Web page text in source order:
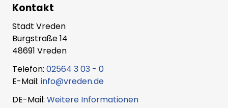
Kontakt
Stadt Vreden
Burgstraße 14
48691 Vreden
Telefon: 02564 3 03 - 0
E-Mail: info@vreden.de
DE-Mail: Weitere Informationen